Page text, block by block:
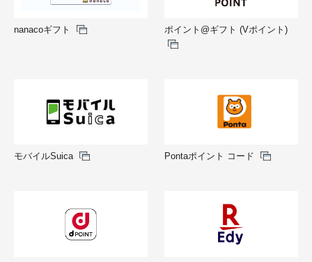
nanacoギフト ポイント@ギフト (Vポイント)
モバイルSuica Pontaポイント コード